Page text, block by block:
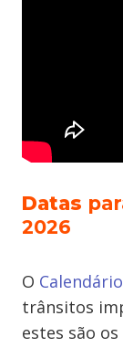
Datas
2026
O
trânsitos
estes são